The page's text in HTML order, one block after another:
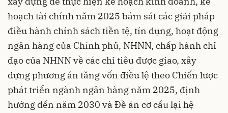
hoạch tài chính năm 2025 bám sát các giải pháp
điều hành chính sách tiền tệ, tín dụng, hoạt động
ngân hàng của Chính phủ, NHNN, chấp hành chỉ
đạo của NHNN về các chỉ tiêu được giao, xây
dựng phương án tăng vốn điều lệ theo Chiến lược
phát triển ngành ngân hàng năm 2025, định
hướng đến năm 2030 và Đề án cơ cấu lại hệ